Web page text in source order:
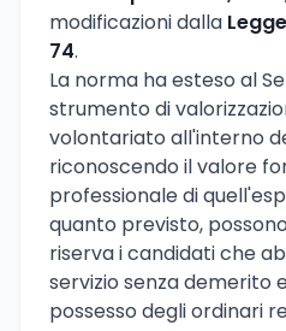
modificazioni dalla
74.
La norma ha esteso al
strumento di
volontariato all'interno
riconoscendo il valore
professionale di
quanto previsto,
riserva i candidati che
servizio senza demerito
possesso degli ordinari